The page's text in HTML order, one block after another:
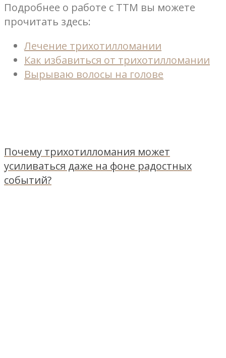
Подробнее о работе с ТТМ вы можете
прочитать здесь:
Лечение трихотилломании
Как избавиться от трихотилломании
Вырываю волосы на голове
Почему трихотилломания может
усиливаться даже на фоне радостных
событий?